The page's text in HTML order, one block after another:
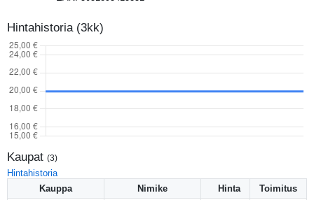
Hintahistoria (3kk)
Kaupat (3)
Hintahistoria
Kauppa
Nimike Hinta Toimitus